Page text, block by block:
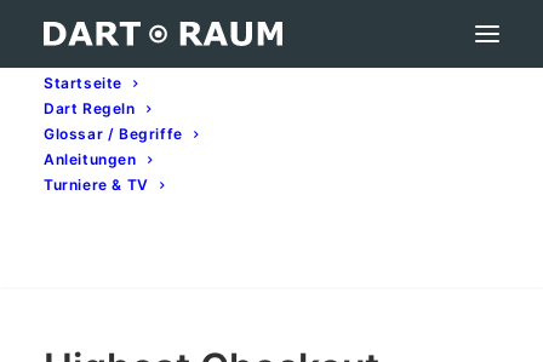
Startseite
Dart Regeln
Glossar / Begriffe
Anleitungen
Turniere & TV
Highest Checkout (höchstes Finish) – Darts-
Home
Darts-Glossar (A–Z): Begriffe & Bedeutung